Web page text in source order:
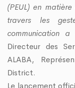
(PEUL) en
travers les
communication
Directeur des
ALABA,
District.
Le lancement